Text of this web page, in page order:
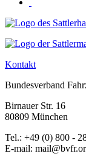
Kontakt
Bundesverband
Birnauer Str. 16
80809 München
Tel.: +49 (0) 800 -
E-mail: